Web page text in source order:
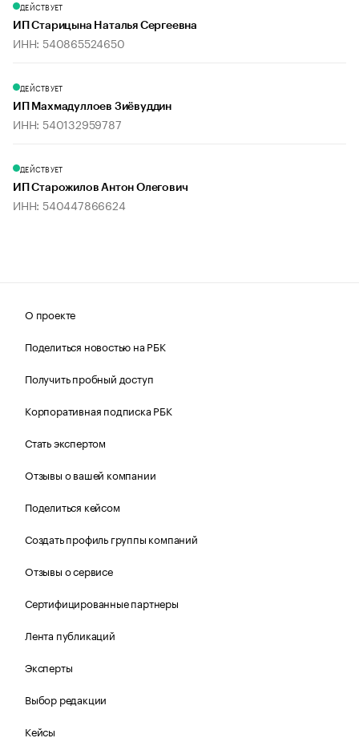
ДЕЙСТВУЕТ
ИП Старицына Наталья Сергеевна
ИНН: 540865524650
ДЕЙСТВУЕТ
ИП Махмадуллоев Зиёвуддин
ИНН: 540132959787
ДЕЙСТВУЕТ
ИП Старожилов Антон Олегович
ИНН: 540447866624
О проекте
Поделиться новостью на РБК
Получить пробный доступ
Корпоративная подписка РБК
Стать экспертом
Отзывы о вашей компании
Поделиться кейсом
Создать профиль группы компаний
Отзывы о сервисе
Сертифицированные партнеры
Лента публикаций
Эксперты
Выбор редакции
Кейсы